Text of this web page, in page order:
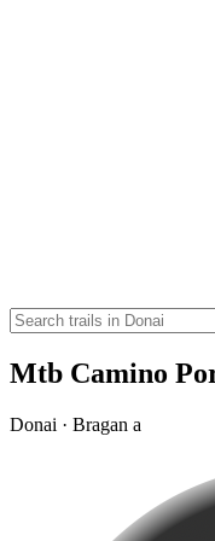
Mtb Camino
Donai · Bragan a